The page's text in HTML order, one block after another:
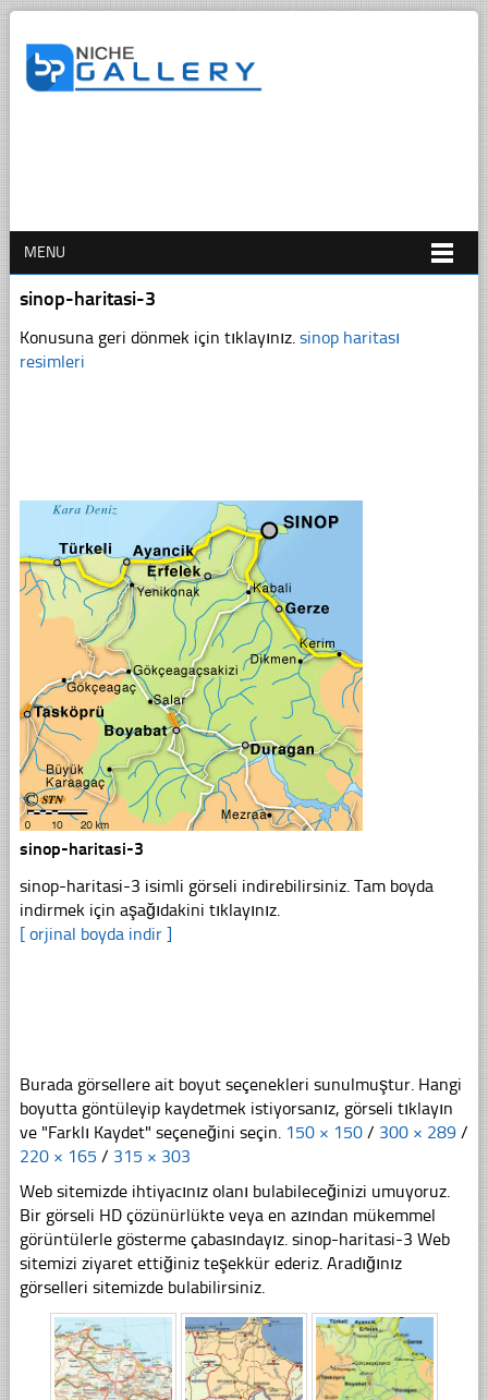
MENU
sinop-haritasi-3
Konusuna geri dönmek için tıklayınız. sinop haritası
resimleri
sinop-haritasi-3
sinop-haritasi-3 isimli görseli indirebilirsiniz. Tam boyda
indirmek için aşağıdakini tıklayınız.
[ orjinal boyda indir ]
Burada görsellere ait boyut seçenekleri sunulmuştur. Hangi
boyutta göntüleyip kaydetmek istiyorsanız, görseli tıklayın
ve "Farklı Kaydet" seçeneğini seçin. 150 × 150 / 300 × 289 /
220 × 165 / 315 × 303
Web sitemizde ihtiyacınız olanı bulabileceğinizi umuyoruz.
Bir görseli HD çözünürlükte veya en azından mükemmel
görüntülerle gösterme çabasındayız. sinop-haritasi-3 Web
sitemizi ziyaret ettiğiniz teşekkür ederiz. Aradığınız
görselleri sitemizde bulabilirsiniz.